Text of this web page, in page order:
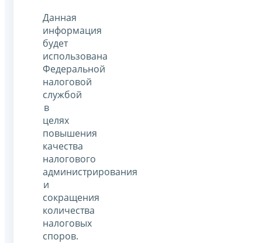
Данная
информация
будет
использована
Федеральной
налоговой
службой
в
целях
повышения
качества
налогового
администрирования
и
сокращения
количества
налоговых
споров.